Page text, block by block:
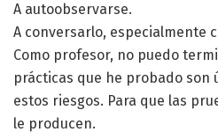
A autoobservarse.
A conversarlo, especialmente
Como profesor, no puedo
prácticas que he probado son
estos riesgos. Para que las
le producen.